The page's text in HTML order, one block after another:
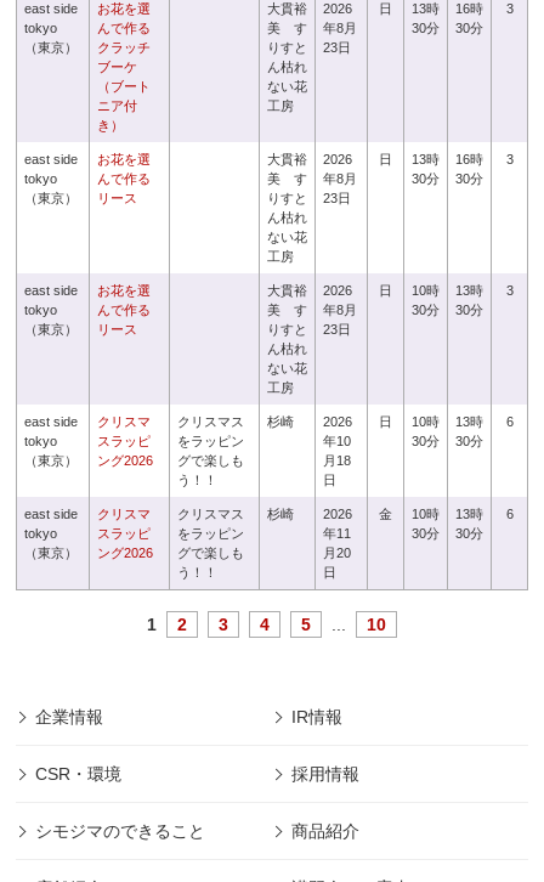
east side
tokyo
（東京）
お花を選
んで作る
クラッチ
ブーケ
（ブート
ニア付
き）
大貫裕
美 す
りすと
ん枯れ
ない花
工房
2026
年8月
23日
日
13時
30分
16時
30分
3
east side
tokyo
（東京）
お花を選
んで作る
リース
大貫裕
美 す
りすと
ん枯れ
ない花
工房
2026
年8月
23日
日
13時
30分
16時
30分
3
east side
tokyo
（東京）
お花を選
んで作る
リース
大貫裕
美 す
りすと
ん枯れ
ない花
工房
2026
年8月
23日
日
10時
30分
13時
30分
3
east side
tokyo
（東京）
クリスマ
スラッピ
ング2026
クリスマス
をラッピン
グで楽しも
う！！
杉崎
2026
年10
月18
日
日
10時
30分
13時
30分
6
east side
tokyo
（東京）
クリスマ
スラッピ
ング2026
クリスマス
をラッピン
グで楽しも
う！！
杉崎
2026
年11
月20
日
金
10時
30分
13時
30分
6
1 2 3 4 5 10
企業情報 IR情報
CSR・環境 採用情報
シモジマのできること 商品紹介